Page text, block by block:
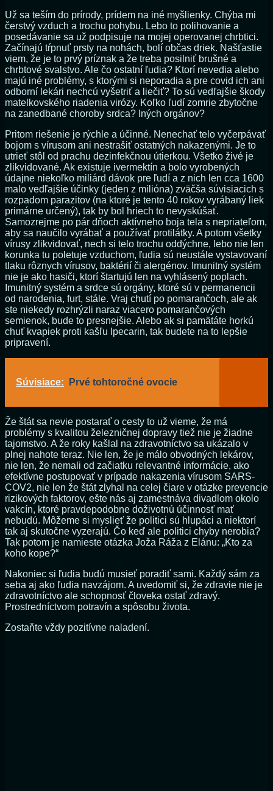
Už sa teším do prírody, prídem na iné myšlienky. Chýba mi
čerstvý vzduch a trochu pohybu. Lebo to polihovanie a
posedávanie sa už podpisuje na mojej operovanej chrbtici.
Začínajú tŕpnuť prsty na nohách, bolí občas driek. Našťastie
viem, že je to prvý príznak a že treba posilniť brušné a
chrbtové svalstvo. Ale čo ostatní ľudia? Ktorí nevedia alebo
majú iné problémy, s ktorými si neporadia a pre covid ich ani
odborní lekári nechcú vyšetriť a liečiť? To sú vedľajšie škody
matelkovského riadenia virózy. Koľko ľudí zomrie zbytočne
na zanedbané choroby srdca? Iných orgánov?
Pritom riešenie je rýchle a účinné. Nenechať telo vyčerpávať
bojom s vírusom ani nestrašiť ostatných nakazenými. Je to
utrieť stôl od prachu dezinfekčnou útierkou. Všetko živé je
zlikvidované. Ak existuje ivermektín a bolo vyrobených
údajne niekoľko miliárd dávok pre ľudí a z nich len cca 1600
malo vedľajšie účinky (jeden z milióna) zväčša súvisiacich s
rozpadom parazitov (na ktoré je tento 40 rokov vyrábaný liek
primárne určený), tak by bol hriech to nevyskúšať.
Samozrejme po pár dňoch aktívneho boja tela s nepriateľom,
aby sa naučilo vyrábať a používať protilátky. A potom všetky
vírusy zlikvidovať, nech si telo trochu oddýchne, lebo nie len
korunka tu poletuje vzduchom, ľudia sú neustále vystavovaní
tlaku rôznych vírusov, baktérií či alergénov. Imunitný systém
nie je ako hasiči, ktorí štartujú len na vyhlásený poplach.
Imunitný systém a srdce sú orgány, ktoré sú v permanencii
od narodenia, furt, stále. Vraj chutí po pomarančoch, ale ak
ste niekedy rozhrýzli naraz viacero pomarančových
semienok, bude to presnejšie. Alebo ak si pamätáte horkú
chuť kvapiek proti kašľu Ipecarin, tak budete na to lepšie
pripravení.
Súvisiace: Prvé tohtoročné ovocie
Že štát sa nevie postarať o cesty to už vieme, že má
problémy s kvalitou železničnej dopravy tiež nie je žiadne
tajomstvo. A že roky kašlal na zdravotníctvo sa ukázalo v
plnej nahote teraz. Nie len, že je málo obvodných lekárov,
nie len, že nemali od začiatku relevantné informácie, ako
efektívne postupovať v prípade nakazenia vírusom SARS-
COV2, nie len že štát zlyhal na celej čiare v otázke prevencie
rizikových faktorov, ešte nás aj zamestnáva divadlom okolo
vakcín, ktoré pravdepodobne doživotnú účinnosť mať
nebudú. Môžeme si myslieť že politici sú hlupáci a niektorí
tak aj skutočne vyzerajú. Čo keď ale politici chyby nerobia?
Tak potom je namieste otázka Joža Ráža z Elánu: „Kto za
koho kope?“
Nakoniec si ľudia budú musieť poradiť sami. Každý sám za
seba aj ako ľudia navzájom. A uvedomiť si, že zdravie nie je
zdravotníctvo ale schopnosť človeka ostať zdravý.
Prostredníctvom potravín a spôsobu života.
Zostaňte vždy pozitívne naladení.